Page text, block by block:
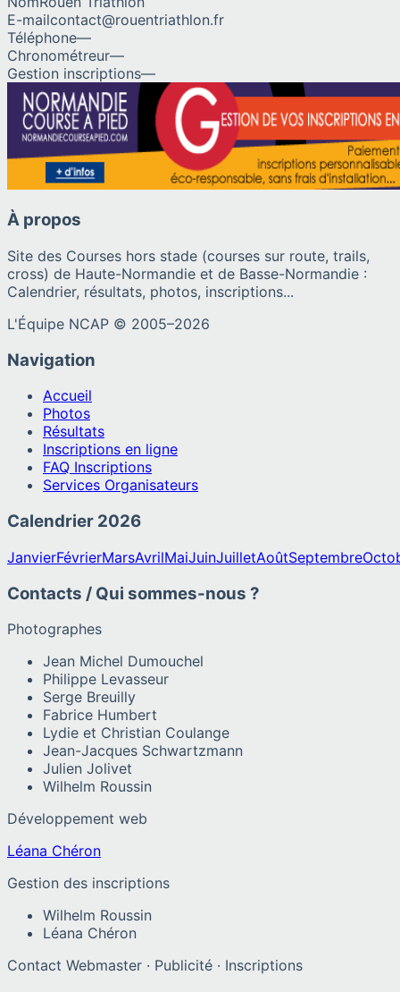
E-mailcontact@rouentriathlon.fr
Téléphone—
Chronométreur—
Gestion inscriptions—
À propos
Site des Courses hors stade (courses sur route, trails,
cross) de Haute-Normandie et de Basse-Normandie :
Calendrier, résultats, photos, inscriptions...
L'Équipe NCAP © 2005–2026
Navigation
Accueil
Photos
Résultats
Inscriptions en ligne
FAQ Inscriptions
Services Organisateurs
Calendrier 2026
JanvierFévrierMarsAvrilMaiJuinJuilletAoûtSeptembre
Contacts / Qui sommes-nous ?
Photographes
Jean Michel Dumouchel
Philippe Levasseur
Serge Breuilly
Fabrice Humbert
Lydie et Christian Coulange
Jean-Jacques Schwartzmann
Julien Jolivet
Wilhelm Roussin
Développement web
Léana Chéron
Gestion des inscriptions
Wilhelm Roussin
Léana Chéron
Contact Webmaster · Publicité · Inscriptions